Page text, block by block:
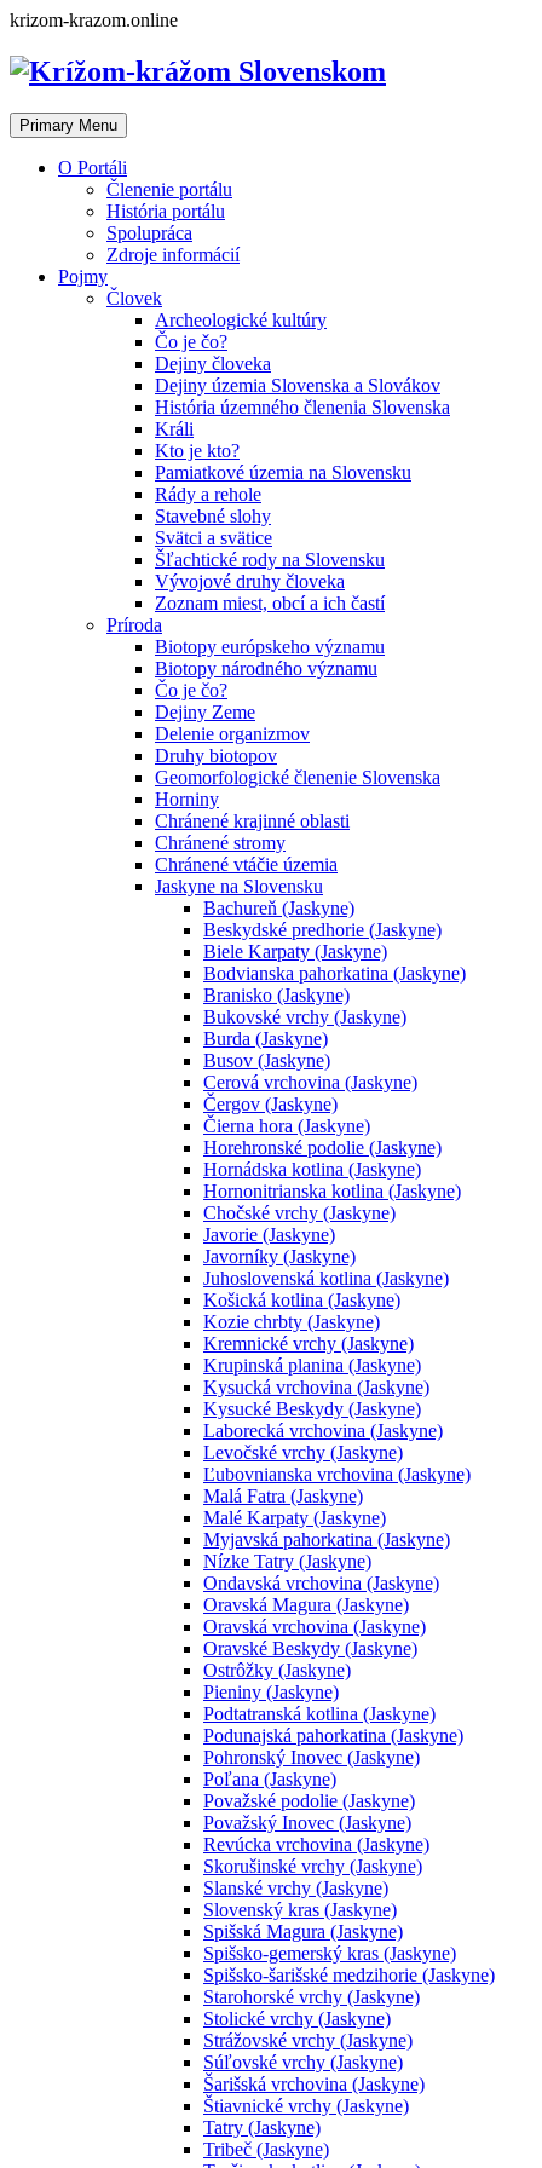
Skip
content
krizom-krazom.online
Primary Menu
O Portáli
Členenie portálu
História portálu
Spolupráca
Zdroje informácií
Pojmy
Človek
Archeologické kultúry
Čo je čo?
Dejiny človeka
Dejiny územia Slovenska a Slovákov
História územného členenia Slovenska
Králi
Kto je kto?
Pamiatkové územia na Slovensku
Rády a rehole
Stavebné slohy
Svätci a svätice
Šľachtické rody na Slovensku
Vývojové druhy človeka
Zoznam miest, obcí a ich častí
Príroda
Biotopy európskeho významu
Biotopy národného významu
Čo je čo?
Dejiny Zeme
Delenie organizmov
Druhy biotopov
Geomorfologické členenie Slovenska
Horniny
Chránené krajinné oblasti
Chránené stromy
Chránené vtáčie územia
Jaskyne na Slovensku
Bachureň (Jaskyne)
Beskydské predhorie (Jaskyne)
Biele Karpaty (Jaskyne)
Bodvianska pahorkatina (Jaskyne)
Branisko (Jaskyne)
Bukovské vrchy (Jaskyne)
Burda (Jaskyne)
Busov (Jaskyne)
Cerová vrchovina (Jaskyne)
Čergov (Jaskyne)
Čierna hora (Jaskyne)
Horehronské podolie (Jaskyne)
Hornádska kotlina (Jaskyne)
Hornonitrianska kotlina (Jaskyne)
Chočské vrchy (Jaskyne)
Javorie (Jaskyne)
Javorníky (Jaskyne)
Juhoslovenská kotlina (Jaskyne)
Košická kotlina (Jaskyne)
Kozie chrbty (Jaskyne)
Kremnické vrchy (Jaskyne)
Krupinská planina (Jaskyne)
Kysucká vrchovina (Jaskyne)
Kysucké Beskydy (Jaskyne)
Laborecká vrchovina (Jaskyne)
Levočské vrchy (Jaskyne)
Ľubovnianska vrchovina (Jaskyne)
Malá Fatra (Jaskyne)
Malé Karpaty (Jaskyne)
Myjavská pahorkatina (Jaskyne)
Nízke Tatry (Jaskyne)
Ondavská vrchovina (Jaskyne)
Oravská Magura (Jaskyne)
Oravská vrchovina (Jaskyne)
Oravské Beskydy (Jaskyne)
Ostrôžky (Jaskyne)
Pieniny (Jaskyne)
Podtatranská kotlina (Jaskyne)
Podunajská pahorkatina (Jaskyne)
Pohronský Inovec (Jaskyne)
Poľana (Jaskyne)
Považské podolie (Jaskyne)
Považský Inovec (Jaskyne)
Revúcka vrchovina (Jaskyne)
Skorušinské vrchy (Jaskyne)
Slanské vrchy (Jaskyne)
Slovenský kras (Jaskyne)
Spišská Magura (Jaskyne)
Spišsko-gemerský kras (Jaskyne)
Spišsko-šarišské medzihorie (Jaskyne)
Starohorské vrchy (Jaskyne)
Stolické vrchy (Jaskyne)
Strážovské vrchy (Jaskyne)
Súľovské vrchy (Jaskyne)
Šarišská vrchovina (Jaskyne)
Štiavnické vrchy (Jaskyne)
Tatry (Jaskyne)
Tribeč (Jaskyne)